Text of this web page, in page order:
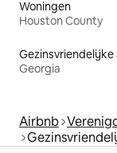
Woningen
Houston County
Georgia
Airbnb